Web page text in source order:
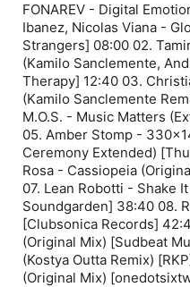
FONAREV - Digital
Ibanez, Nicolas Viana -
Strangers] 08:00 02.
(Kamilo Sanclemente,
Therapy] 12:40 03.
(Kamilo Sanclemente
M.O.S. - Music Matters
05. Amber Stomp -
Ceremony Extended)
Rosa - Cassiopeia
07. Lean Robotti - Shake
Soundgarden] 38:40 08.
[Clubsonica Records]
(Original Mix) [Sudbeat
(Kostya Outta Remix)
(Original Mix)